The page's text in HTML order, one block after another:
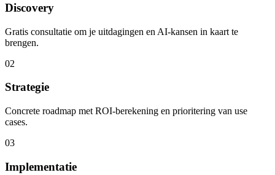
Discovery
Gratis consultatie om je uitdagingen en AI-kansen in kaart te
brengen.
02
Strategie
Concrete roadmap met ROI-berekening en prioritering van use
cases.
03
Implementatie